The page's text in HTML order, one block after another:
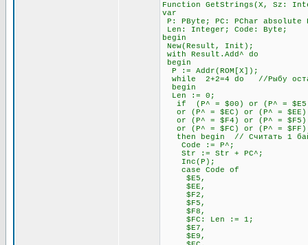
Function GetStrings(X, Sz:
var
P: PByte; PC: PChar absolute
Len: Integer; Code: Byte;
begin
New(Result, Init);
with Result.Add^ do
begin
P := Addr(ROM[X]);
while 2+2=4 do //Рыбу
begin
Len := 0;
if (P^ = $00) or (P^ = $E5)
or (P^ = $EC) or (P^ = $EE)
or (P^ = $F4) or (P^ = $F5)
or (P^ = $FC) or (P^ = $FF)
then begin // Считать 1
Code := P^;
Str := Str + PC^;
Inc(P);
case Code of
$E5,
$EE,
$F2,
$F5,
$F8,
$FC: Len := 1;
$E7,
$E9,